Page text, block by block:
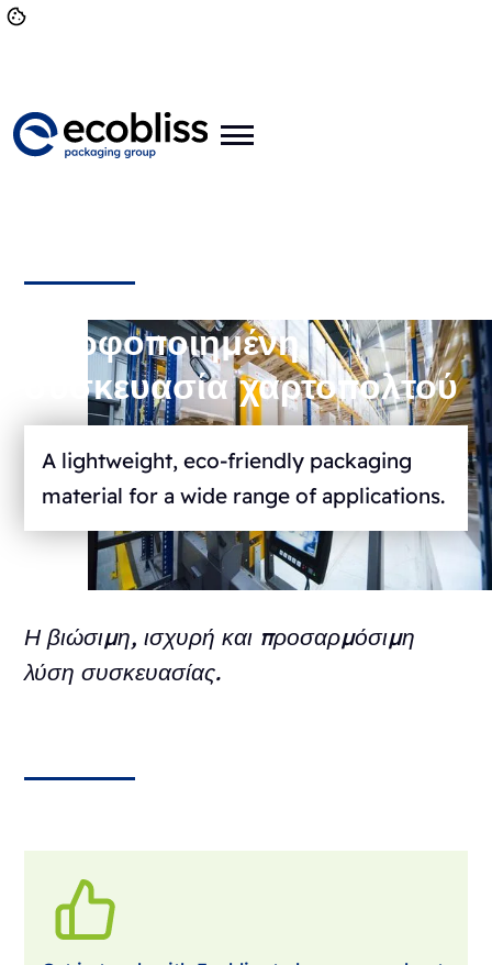
Μορφοποιημένη
συσκευασία χαρτοπολτού
A lightweight, eco-friendly packaging
material for a wide range of applications.
Η βιώσιμη, ισχυρή και προσαρμόσιμη
λύση συσκευασίας.